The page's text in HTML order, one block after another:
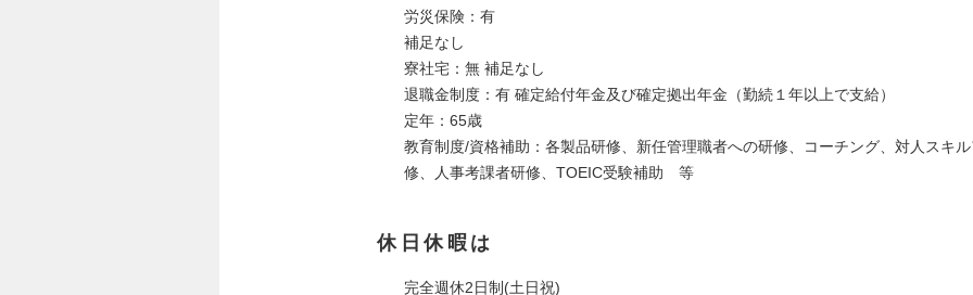
労災保険：有
補足なし
寮社宅：無 補足なし
退職金制度：有 確定給付年金及び確定拠出年金（勤続１年以上で支給）
定年：65歳
教育制度/資格補助：各製品研修、新任管理職者への研修、コーチング、対人スキ
修、人事考課者研修、TOEIC受験補助 等
休日休暇は
完全週休2日制(土日祝)